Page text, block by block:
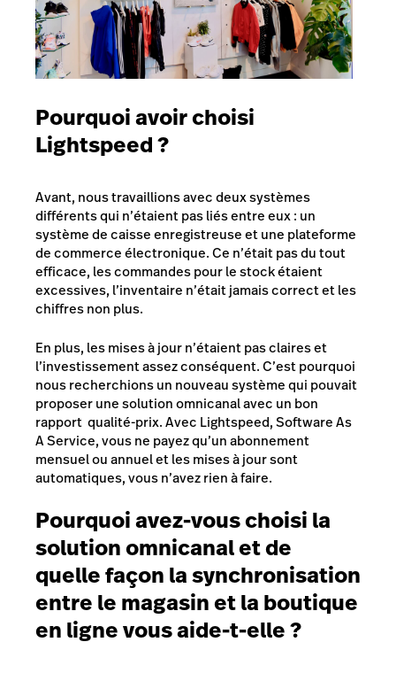
Pourquoi avoir choisi
Lightspeed ?
Avant, nous travaillions avec deux systèmes
différents qui n’étaient pas liés entre eux : un
système de caisse enregistreuse et une plateforme
de commerce électronique. Ce n’était pas du tout
efficace, les commandes pour le stock étaient
excessives, l’inventaire n’était jamais correct et les
chiffres non plus.
En plus, les mises à jour n’étaient pas claires et
l’investissement assez conséquent. C’est pourquoi
nous recherchions un nouveau système qui pouvait
proposer une solution omnicanal avec un bon
rapport qualité-prix. Avec Lightspeed,Software As
A Service, vous ne payez qu’un abonnement
mensuel ou annuel et les mises à jour sont
automatiques, vous n’avez rien à faire.
Pourquoi avez-vous choisi la
solution omnicanal et de
quelle façon la synchronisation
entre le magasin et la boutique
en ligne vous aide-t-elle ?